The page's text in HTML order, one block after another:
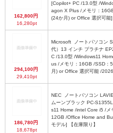
162,800円
16,280pt
[Copilot+ PC /13.0型 /
agon X Plus /メモリ：
(24か月) or Office 選択可能]
294,100円
29,410pt
Microsoft
代）13 インチ プラチナ
C /13.0型 /Windows11
us /メモリ：16GB /SSD：
月) or Office 選択可能 /
186,780円
18,678pt
NEC
ムーンブラック PC-
s11 Home /intel Core i5 /メ
12GB /Office Home and
モデル] 【在庫限り】